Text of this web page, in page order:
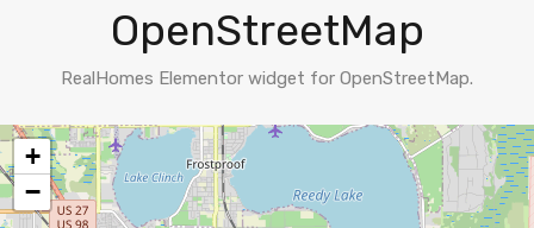
OpenStreetMap
RealHomes Elementor widget for OpenStreetMap.
+
−